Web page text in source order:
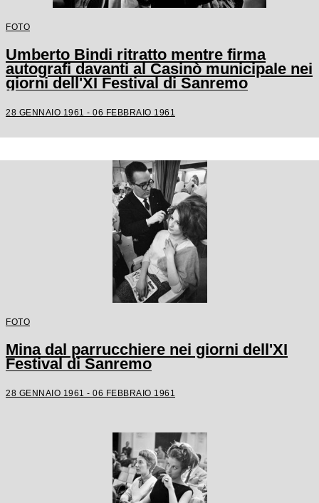
FOTO
Umberto Bindi ritratto mentre firma
autografi davanti al Casinò municipale nei
giorni dell'XI Festival di Sanremo
28 GENNAIO 1961 - 06 FEBBRAIO 1961
FOTO
Mina dal parrucchiere nei giorni dell'XI
Festival di Sanremo
28 GENNAIO 1961 - 06 FEBBRAIO 1961